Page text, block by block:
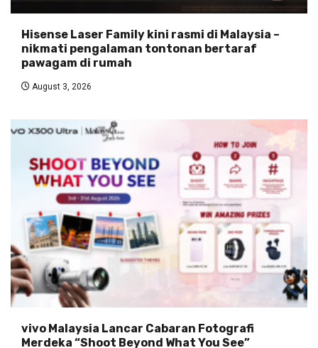
Hisense Laser Family kini rasmi di Malaysia –
nikmati pengalaman tontonan bertaraf
pawagam di rumah
August 3, 2026
vivo Malaysia Lancar Cabaran Fotografi
Merdeka “Shoot Beyond What You See”